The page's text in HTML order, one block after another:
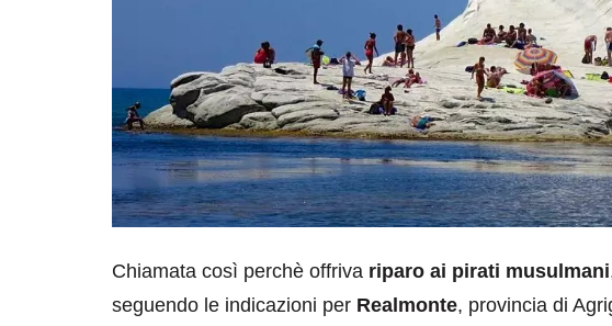
Chiamata così perchè offriva riparo ai pirati musulmani
seguendo le indicazioni per Realmonte, provincia di